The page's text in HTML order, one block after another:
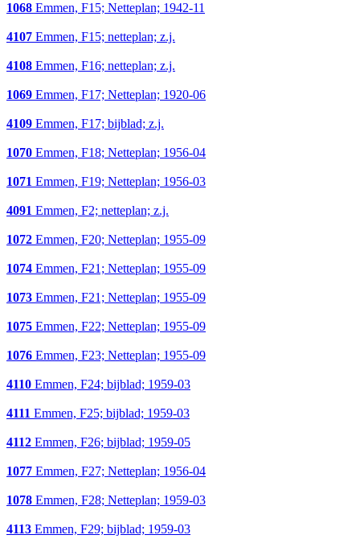
1068 Emmen, F15; Netteplan; 1942-11
4107 Emmen, F15; netteplan; z.j.
4108 Emmen, F16; netteplan; z.j.
1069 Emmen, F17; Netteplan; 1920-06
4109 Emmen, F17; bijblad; z.j.
1070 Emmen, F18; Netteplan; 1956-04
1071 Emmen, F19; Netteplan; 1956-03
4091 Emmen, F2; netteplan; z.j.
1072 Emmen, F20; Netteplan; 1955-09
1074 Emmen, F21; Netteplan; 1955-09
1073 Emmen, F21; Netteplan; 1955-09
1075 Emmen, F22; Netteplan; 1955-09
1076 Emmen, F23; Netteplan; 1955-09
4110 Emmen, F24; bijblad; 1959-03
4111 Emmen, F25; bijblad; 1959-03
4112 Emmen, F26; bijblad; 1959-05
1077 Emmen, F27; Netteplan; 1956-04
1078 Emmen, F28; Netteplan; 1959-03
4113 Emmen, F29; bijblad; 1959-03